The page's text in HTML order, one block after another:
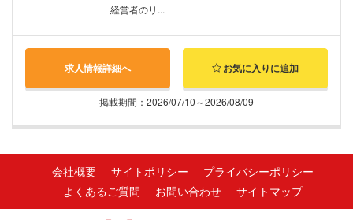
経営者のリ...
求人情報詳細へ お気に入りに追加
掲載期間：2026/07/10～2026/08/09
会社概要 サイトポリシー
プライバシーポリシー
よくあるご質問
お問い合わせ サイトマップ